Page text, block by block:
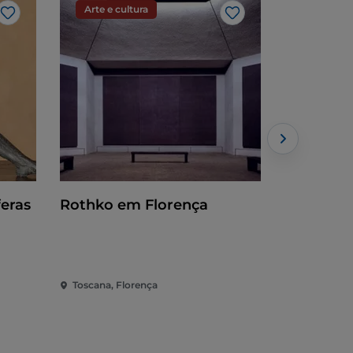
Gosto
Arte e cultura
Gosto
Rothko em Florença
Toscana, Florença